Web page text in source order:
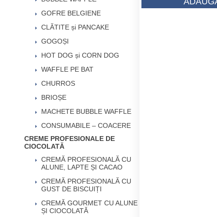
GOFRE BELGIENE
CLĂTITE și PANCAKE
GOGOȘI
HOT DOG și CORN DOG
WAFFLE PE BAT
CHURROS
BRIOȘE
MACHETE BUBBLE WAFFLE
CONSUMABILE – COACERE
CREME PROFESIONALE DE
CIOCOLATĂ
CREMĂ PROFESIONALĂ CU
ALUNE, LAPTE ȘI CACAO
CREMĂ PROFESIONALĂ CU
GUST DE BISCUIȚI
CREMĂ GOURMET CU ALUNE
ȘI CIOCOLATĂ